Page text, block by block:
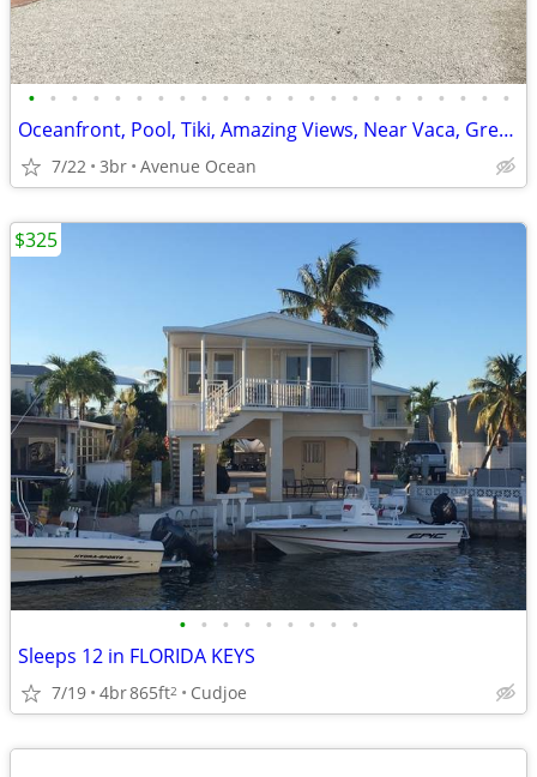
• • • • • • • • • • • • • • • • • • • • • • •
Oceanfront, Pool, Tiki, Amazing Views, Near Vaca, Great Dockage, Kayak
7/22 3br Avenue Ocean
• • • • • • • • •
Sleeps 12 in FLORIDA KEYS
7/19 4br865ft2 Cudjoe
$325